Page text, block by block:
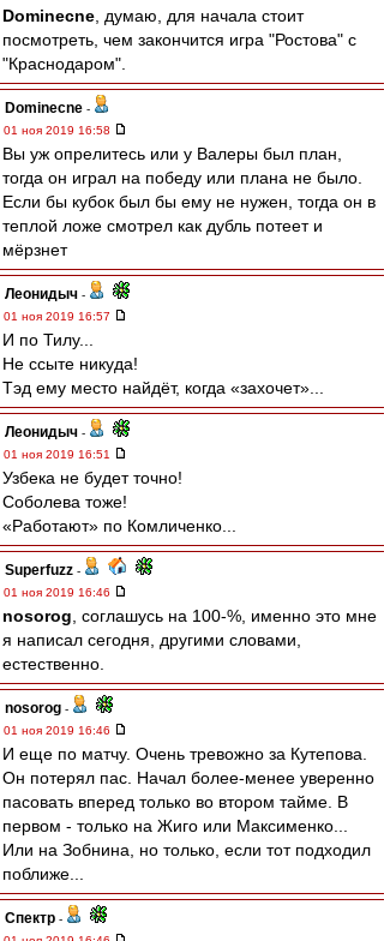
Dominecne , думаю, для начала стоит
посмотреть, чем закончится игра "Ростова" с
"Краснодаром".
Dominecne -
01 ноя 2019 16:58
Вы уж опрелитесь или у Валеры был план,
тогда он играл на победу или плана не было.
Если бы кубок был бы ему не нужен, тогда он в
теплой ложе смотрел как дубль потеет и
мёрзнет
Леонидыч -
01 ноя 2019 16:57
И по Тилу...
Не ссыте никуда!
Тэд ему место найдёт, когда «захочет»...
Леонидыч -
01 ноя 2019 16:51
Узбека не будет точно!
Соболева тоже!
«Работают» по Комличенко...
Superfuzz -
01 ноя 2019 16:46
nosorog , соглашусь на 100-%, именно это мне
я написал сегодня, другими словами,
естественно.
nosorog -
01 ноя 2019 16:46
И еще по матчу. Очень тревожно за Кутепова.
Он потерял пас. Начал более-менее уверенно
пасовать вперед только во втором тайме. В
первом - только на Жиго или Максименко...
Или на Зобнина, но только, если тот подходил
поближе...
Спектр -